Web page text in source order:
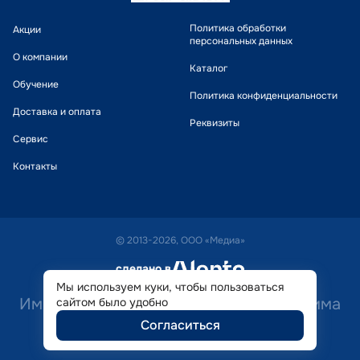
Акции
О компании
Обучение
Доставка и оплата
Сервис
Контакты
Политика обработки
персональных данных
Каталог
Политика конфиденциальности
Реквизиты
© 2013-2026, ООО «Медиа»
сделано в alente
Имеются противопоказания. Необходима
консультация специалиста.
Мы используем куки, чтобы пользоваться
сайтом было удобно
Согласиться